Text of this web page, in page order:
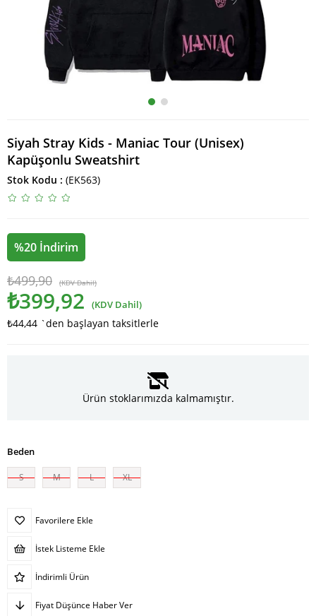
Siyah Stray Kids - Maniac Tour (Unisex)
Kapüşonlu Sweatshirt
Stok Kodu (EK563)
%20 İndirim
₺499,90 (KDV Dahil)
₺399,92 (KDV Dahil)
₺44,44 `den başlayan taksitlerle
Ürün stoklarımızda kalmamıştır.
Beden
S M L XL
Favorilere Ekle
İstek Listeme Ekle
İndirimli Ürün
Fiyat Düşünce Haber Ver